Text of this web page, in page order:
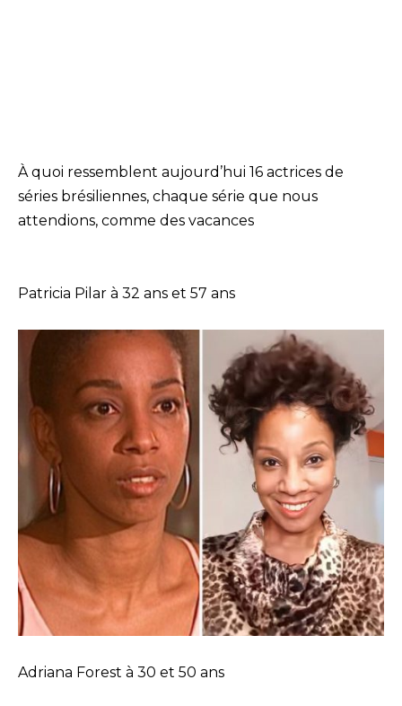
À quoi ressemblent aujourd’hui 16 actrices de
séries brésiliennes, chaque série que nous
attendions, comme des vacances
Patricia Pilar à 32 ans et 57 ans
Adriana Forest à 30 et 50 ans